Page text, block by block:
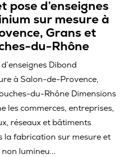
pose d’enseignes
sur mesure à
Grans et
du-Rhône
Dibond
à Salon-de-Provence,
du-Rhône Dimensions
les commerces, entreprises,
réseaux et bâtiments
la fabrication sur mesure et
non lumineu...